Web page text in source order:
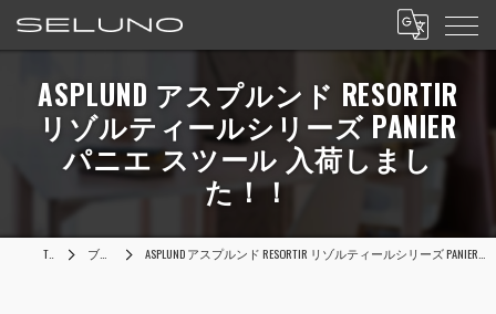
ASPLUND アスプルンド RESORTIR
リゾルティールシリーズ PANIER
パニエ スツール 入荷しまし
た！！
TOP ブログ ASPLUND アスプルンド RESORTIR リゾルティールシリーズ PANIER パニエ スツール 入荷しました！！